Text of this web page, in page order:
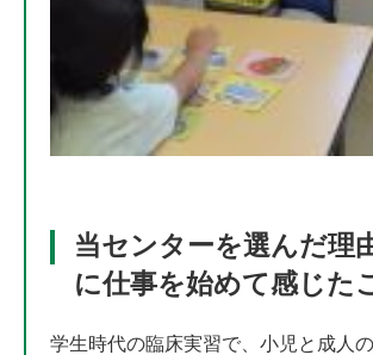
当センターを選んだ理
に仕事を始めて感じた
学生時代の臨床実習で、小児と成人